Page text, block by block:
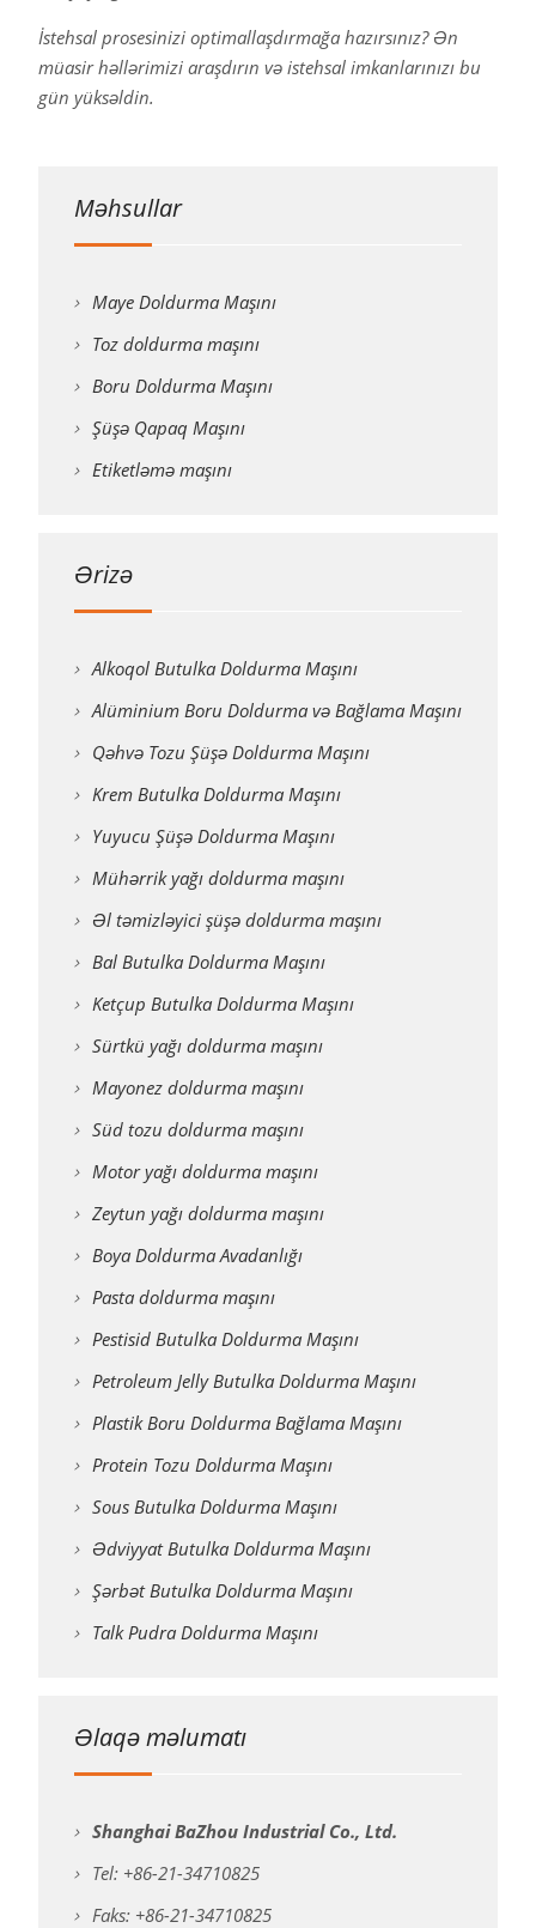
İstehsal prosesinizi optimallaşdırmağa hazırsınız? Ən
müasir həllərimizi araşdırın və istehsal imkanlarınızı bu
gün yüksəldin.
Məhsullar
Maye Doldurma Maşını
Toz doldurma maşını
Boru Doldurma Maşını
Şüşə Qapaq Maşını
Etiketləmə maşını
Ərizə
Alkoqol Butulka Doldurma Maşını
Alüminium Boru Doldurma və Bağlama Maşını
Qəhvə Tozu Şüşə Doldurma Maşını
Krem Butulka Doldurma Maşını
Yuyucu Şüşə Doldurma Maşını
Mühərrik yağı doldurma maşını
Əl təmizləyici şüşə doldurma maşını
Bal Butulka Doldurma Maşını
Ketçup Butulka Doldurma Maşını
Sürtkü yağı doldurma maşını
Mayonez doldurma maşını
Süd tozu doldurma maşını
Motor yağı doldurma maşını
Zeytun yağı doldurma maşını
Boya Doldurma Avadanlığı
Pasta doldurma maşını
Pestisid Butulka Doldurma Maşını
Petroleum Jelly Butulka Doldurma Maşını
Plastik Boru Doldurma Bağlama Maşını
Protein Tozu Doldurma Maşını
Sous Butulka Doldurma Maşını
Ədviyyat Butulka Doldurma Maşını
Şərbət Butulka Doldurma Maşını
Talk Pudra Doldurma Maşını
Əlaqə məlumatı
Shanghai BaZhou Industrial Co., Ltd.
Tel: +86-21-34710825
Faks: +86-21-34710825